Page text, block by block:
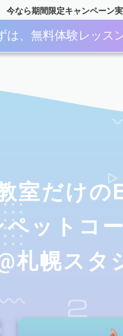
今なら期間限定キャンペーン実
は、無料体験レッス
室だけの
ペットコ
札幌スタ
2